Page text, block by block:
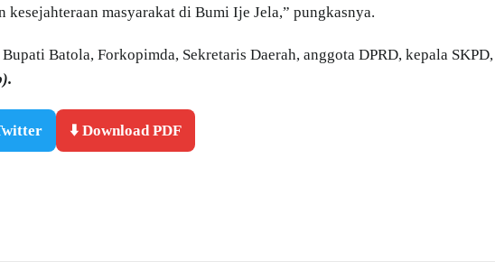
kesejahteraan masyarakat di Bumi Ije Jela,” pungkasnya.
Batola, Forkopimda, Sekretaris Daerah, anggota DPRD, kepala SKPD,
⬇️ Download PDF